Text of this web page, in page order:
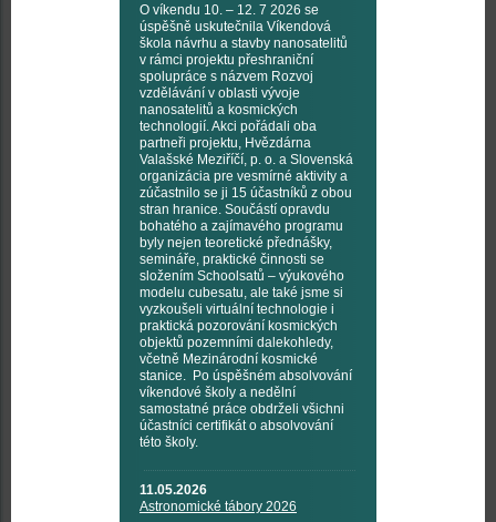
O víkendu 10. – 12. 7 2026 se
úspěšně uskutečnila Víkendová
škola návrhu a stavby nanosatelitů
v rámci projektu přeshraniční
spolupráce s názvem Rozvoj
vzdělávání v oblasti vývoje
nanosatelitů a kosmických
technologií. Akci pořádali oba
partneři projektu, Hvězdárna
Valašské Meziříčí, p. o. a Slovenská
organizácia pre vesmírné aktivity a
zúčastnilo se ji 15 účastníků z obou
stran hranice. Součástí opravdu
bohatého a zajímavého programu
byly nejen teoretické přednášky,
semináře, praktické činnosti se
složením Schoolsatů – výukového
modelu cubesatu, ale také jsme si
vyzkoušeli virtuální technologie i
praktická pozorování kosmických
objektů pozemními dalekohledy,
včetně Mezinárodní kosmické
stanice. Po úspěšném absolvování
víkendové školy a nedělní
samostatné práce obdrželi všichni
účastníci certifikát o absolvování
této školy.
11.05.2026
Astronomické tábory 2026